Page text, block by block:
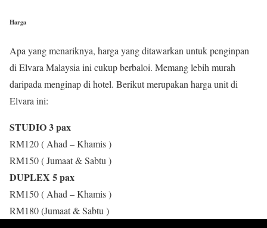
Harga
Apa yang menariknya, harga yang ditawarkan untuk penginpan
di Elvara Malaysia ini cukup berbaloi. Memang lebih murah
daripada menginap di hotel. Berikut merupakan harga unit di
Elvara ini:
STUDIO 3 pax
RM120 ( Ahad – Khamis )
RM150 ( Jumaat & Sabtu )
DUPLEX 5 pax
RM150 ( Ahad – Khamis )
RM180 (Jumaat & Sabtu )